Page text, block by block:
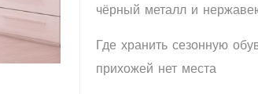
чёрный металл и
Где хранить сезонную
прихожей нет места